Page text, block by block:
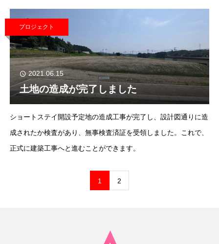
宮城県の重心・医ケア児者の心のよりどころ
プロジェクト
2021.06.15
土地の造成が完了しました
ショートステイ開設予定地の造成工事が完了し、設計図通りに造
成されたか検査があり、無事検査済証を受領しました。これで、
正式に建築工事へと進むことができます。
1 2